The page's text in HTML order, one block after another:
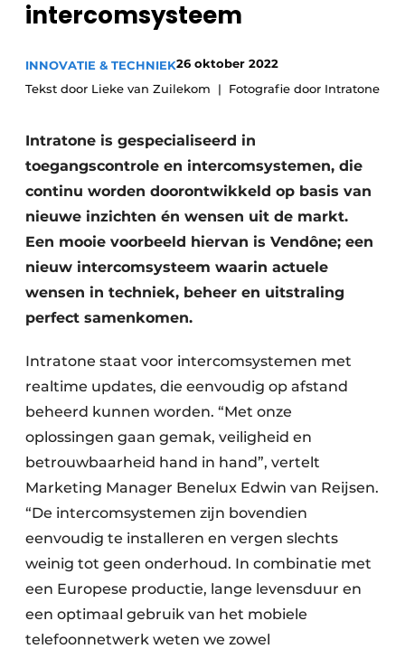
Podcasts
story metadata
Vacatures
Video’s
Glas
Modulair bouwen
intercomsysteem
INNOVATIE & TECHNIEK26 oktober 2022
Tekst door Lieke van Zuilekom
Fotografie door Intratone
Intratone is gespecialiseerd in
toegangscontrole en intercomsystemen, die
continu worden doorontwikkeld op basis van
nieuwe inzichten én wensen uit de markt.
Een mooie voorbeeld hiervan is Vendône; een
nieuw intercomsysteem waarin actuele
wensen in techniek, beheer en uitstraling
perfect samenkomen.
Intratone staat voor intercomsystemen met
realtime updates, die eenvoudig op afstand
beheerd kunnen worden. “Met onze
oplossingen gaan gemak, veiligheid en
betrouwbaarheid hand in hand”, vertelt
Marketing Manager Benelux Edwin van Reijsen.
“De intercomsystemen zijn bovendien
eenvoudig te installeren en vergen slechts
weinig tot geen onderhoud. In combinatie met
een Europese productie, lange levensduur en
een optimaal gebruik van het mobiele
telefoonnetwerk weten we zowel